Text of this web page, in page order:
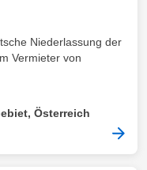
Niederlassung der
Vermieter von
Österreich